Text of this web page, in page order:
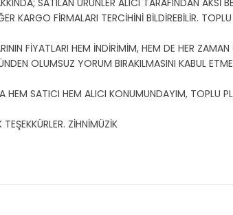
SATILAN ÜRÜNLER ALICI TARAFINDAN AKSİ
KARGO FİRMALARI TERCİHİNİ BİLDİREBİLİR.
FİYATLARI HEM İNDİRİMİM, HEM DE HER
OLUMSUZ YORUM BIRAKILMASINI KABUL
HEM SATICI HEM ALICI KONUMUNDAYIM, TOPLU
ZİHNİMÜZİK